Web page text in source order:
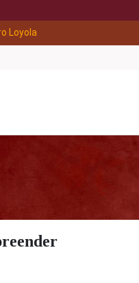
Loyola